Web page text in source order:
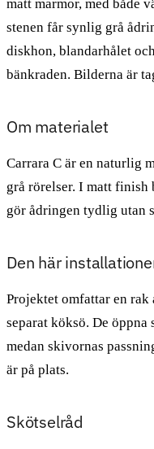
matt marmor, med både
stenen får synlig grå
diskhon, blandarhålet
bänkraden. Bilderna är
Om materialet
Carrara C är en naturlig
grå rörelser. I matt
gör ådringen tydlig utan
Den här
Projektet omfattar en rak
separat köksö. De
medan skivornas
är på plats.
Skötselråd